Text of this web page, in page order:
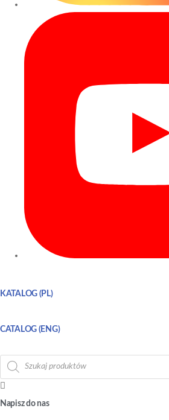
KATALOG (PL)
CATALOG (ENG)
Wyszukiwarka
produktów
Napisz do nas